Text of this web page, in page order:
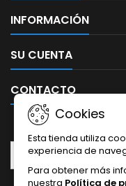
INFORMACIÓN
SU CUENTA
CONTACTO
Cookies
Esta tienda utiliza
experiencia de
Para obtener más
nuestra Política de